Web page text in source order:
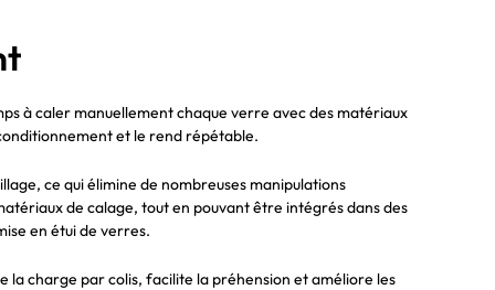
à caler manuellement chaque verre avec des matériaux
et le rend répétable.
ce qui élimine de nombreuses manipulations
de calage, tout en pouvant être intégrés dans des
en étui de verres.
la charge par colis, facilite la préhension et améliore les